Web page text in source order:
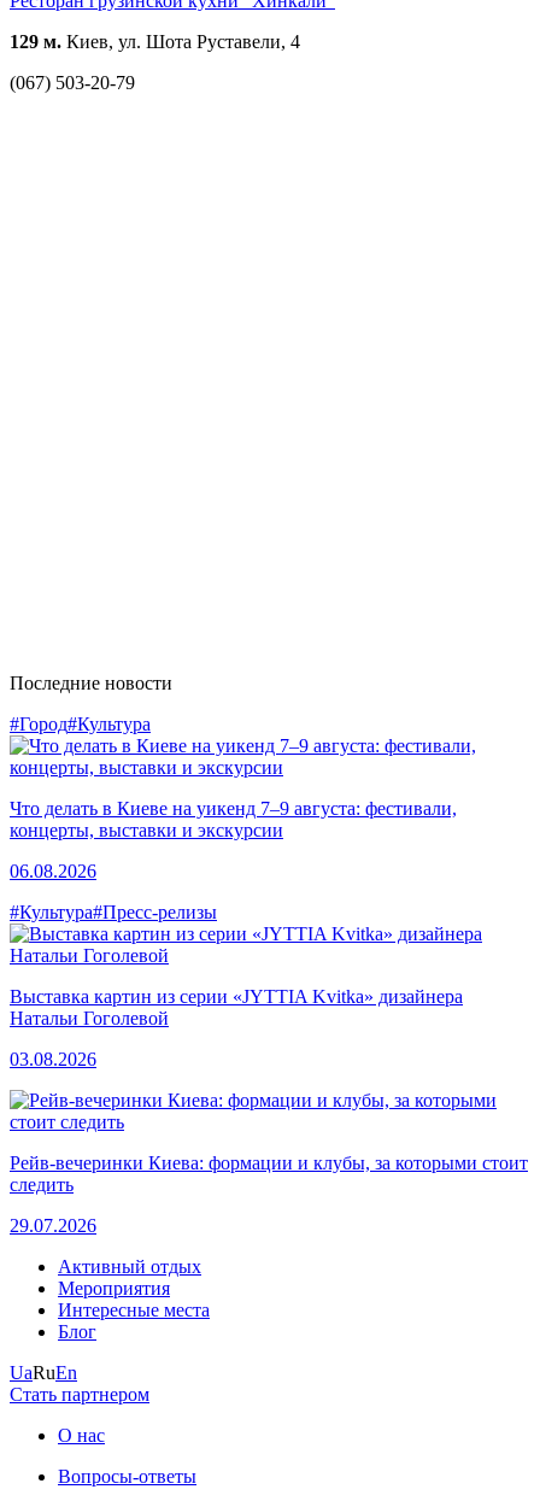
129 м. Киев, ул. Шота Руставели, 4
(067) 503-20-79
Последние новости
#Город#Культура
Что делать в Киеве на уикенд 7–9 августа: фестивали,
концерты, выставки и экскурсии
06.08.2026
#Культура#Пресс-релизы
Выставка картин из серии «JYTTIA Kvitka» дизайнера
Натальи Гоголевой
03.08.2026
Рейв-вечеринки Киева: формации и клубы, за которыми стоит
следить
29.07.2026
Активный отдых
Мероприятия
Интересные места
Блог
UaRuEn
Стать партнером
О нас
Вопросы-ответы